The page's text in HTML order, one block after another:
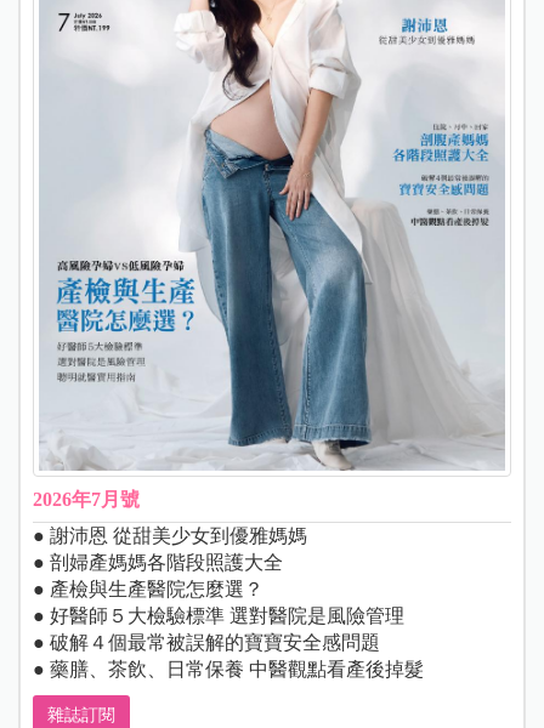
2026年7月號
● 謝沛恩 從甜美少女到優雅媽媽
● 剖婦產媽媽各階段照護大全
● 產檢與生產醫院怎麼選？
● 好醫師５大檢驗標準 選對醫院是風險管理
● 破解４個最常被誤解的寶寶安全感問題
● 藥膳、茶飲、日常保養 中醫觀點看產後掉髮
雜誌訂閱